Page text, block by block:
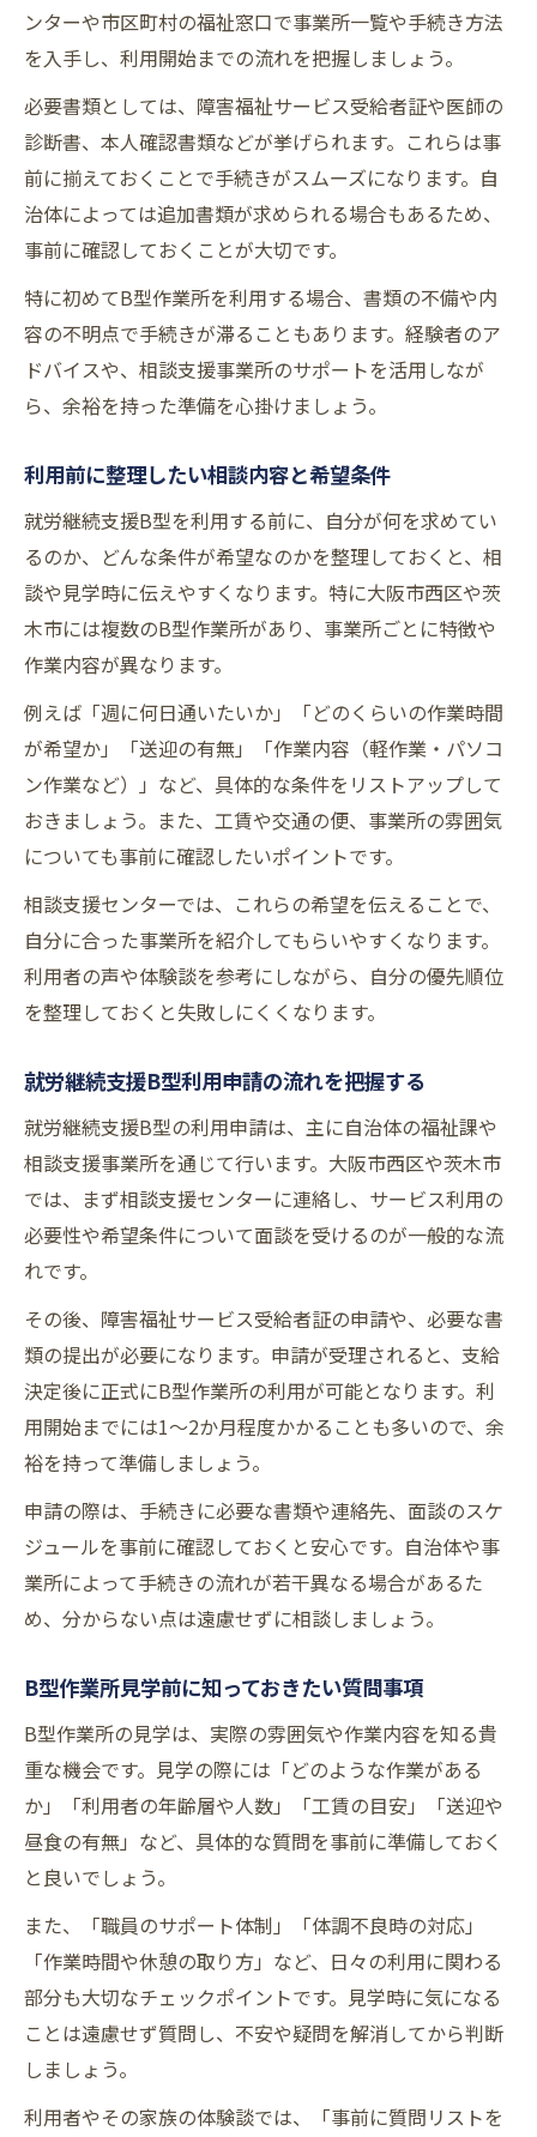
ンターや市区町村の福祉窓口で事業所一覧や手続き方法
を入手し、利用開始までの流れを把握しましょう。
必要書類としては、障害福祉サービス受給者証や医師の
診断書、本人確認書類などが挙げられます。これらは事
前に揃えておくことで手続きがスムーズになります。自
治体によっては追加書類が求められる場合もあるため、
事前に確認しておくことが大切です。
特に初めてB型作業所を利用する場合、書類の不備や内
容の不明点で手続きが滞ることもあります。経験者のア
ドバイスや、相談支援事業所のサポートを活用しなが
ら、余裕を持った準備を心掛けましょう。
利用前に整理したい相談内容と希望条件
就労継続支援B型を利用する前に、自分が何を求めてい
るのか、どんな条件が希望なのかを整理しておくと、相
談や見学時に伝えやすくなります。特に大阪市西区や茨
木市には複数のB型作業所があり、事業所ごとに特徴や
作業内容が異なります。
例えば「週に何日通いたいか」「どのくらいの作業時間
が希望か」「送迎の有無」「作業内容（軽作業・パソコ
ン作業など）」など、具体的な条件をリストアップして
おきましょう。また、工賃や交通の便、事業所の雰囲気
についても事前に確認したいポイントです。
相談支援センターでは、これらの希望を伝えることで、
自分に合った事業所を紹介してもらいやすくなります。
利用者の声や体験談を参考にしながら、自分の優先順位
を整理しておくと失敗しにくくなります。
就労継続支援B型利用申請の流れを把握する
就労継続支援B型の利用申請は、主に自治体の福祉課や
相談支援事業所を通じて行います。大阪市西区や茨木市
では、まず相談支援センターに連絡し、サービス利用の
必要性や希望条件について面談を受けるのが一般的な流
れです。
その後、障害福祉サービス受給者証の申請や、必要な書
類の提出が必要になります。申請が受理されると、支給
決定後に正式にB型作業所の利用が可能となります。利
用開始までには1～2か月程度かかることも多いので、余
裕を持って準備しましょう。
申請の際は、手続きに必要な書類や連絡先、面談のスケ
ジュールを事前に確認しておくと安心です。自治体や事
業所によって手続きの流れが若干異なる場合があるた
め、分からない点は遠慮せずに相談しましょう。
B型作業所見学前に知っておきたい質問事項
B型作業所の見学は、実際の雰囲気や作業内容を知る貴
重な機会です。見学の際には「どのような作業がある
か」「利用者の年齢層や人数」「工賃の目安」「送迎や
昼食の有無」など、具体的な質問を事前に準備しておく
と良いでしょう。
また、「職員のサポート体制」「体調不良時の対応」
「作業時間や休憩の取り方」など、日々の利用に関わる
部分も大切なチェックポイントです。見学時に気になる
ことは遠慮せず質問し、不安や疑問を解消してから判断
しましょう。
利用者やその家族の体験談では、「事前に質問リストを